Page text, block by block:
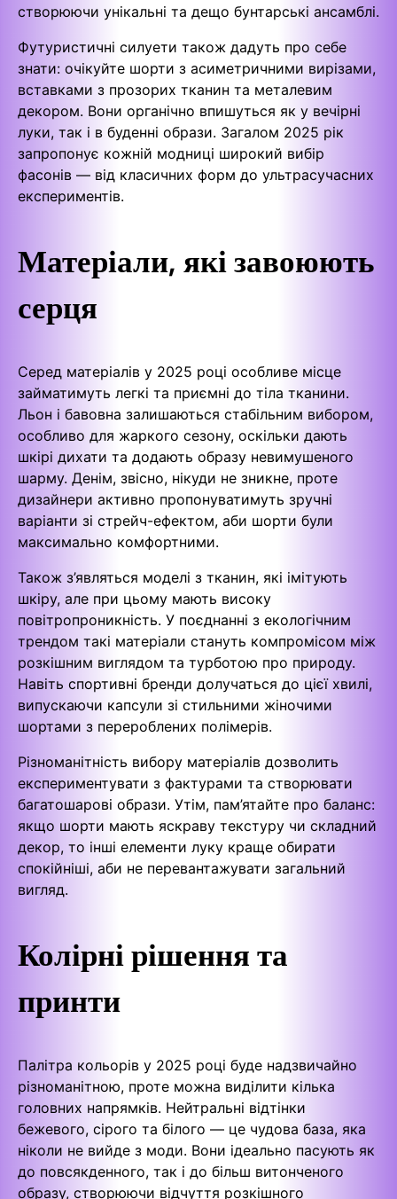
створюючи унікальні та дещо бунтарські ансамблі.
Футуристичні силуети також дадуть про себе
знати: очікуйте шорти з асиметричними вирізами,
вставками з прозорих тканин та металевим
декором. Вони органічно впишуться як у вечірні
луки, так і в буденні образи. Загалом 2025 рік
запропонує кожній модниці широкий вибір
фасонів — від класичних форм до ультрасучасних
експериментів.
Матеріали, які завоюють
серця
Серед матеріалів у 2025 році особливе місце
займатимуть легкі та приємні до тіла тканини.
Льон і бавовна залишаються стабільним вибором,
особливо для жаркого сезону, оскільки дають
шкірі дихати та додають образу невимушеного
шарму. Денім, звісно, нікуди не зникне, проте
дизайнери активно пропонуватимуть зручні
варіанти зі стрейч-ефектом, аби шорти були
максимально комфортними.
Також з’являться моделі з тканин, які імітують
шкіру, але при цьому мають високу
повітропроникність. У поєднанні з екологічним
трендом такі матеріали стануть компромісом між
розкішним виглядом та турботою про природу.
Навіть спортивні бренди долучаться до цієї хвилі,
випускаючи капсули зі стильними жіночими
шортами з перероблених полімерів.
Різноманітність вибору матеріалів дозволить
експериментувати з фактурами та створювати
багатошарові образи. Утім, пам’ятайте про баланс:
якщо шорти мають яскраву текстуру чи складний
декор, то інші елементи луку краще обирати
спокійніші, аби не перевантажувати загальний
вигляд.
Колірні рішення та
принти
Палітра кольорів у 2025 році буде надзвичайно
різноманітною, проте можна виділити кілька
головних напрямків. Нейтральні відтінки
бежевого, сірого та білого — це чудова база, яка
ніколи не вийде з моди. Вони ідеально пасують як
до повсякденного, так і до більш витонченого
образу, створюючи відчуття розкішного